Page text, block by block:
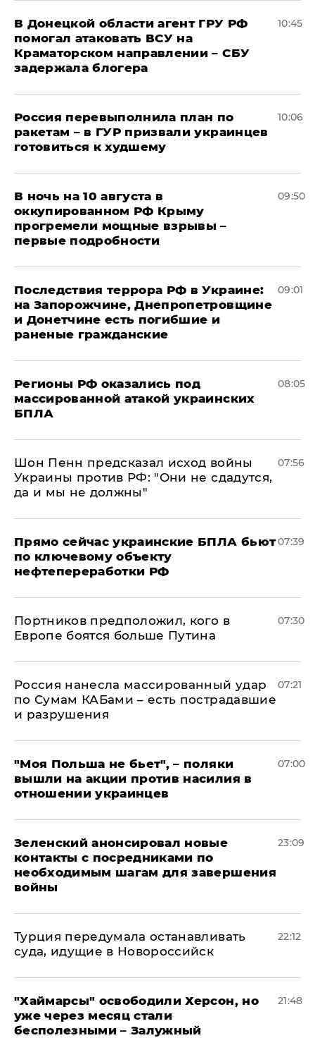
В Донецкой области агент ГРУ РФ
помогал атаковать ВСУ на
Краматорском направлении – СБУ
задержала блогера
10:45
Россия перевыполнила план по
ракетам – в ГУР призвали украинцев
готовиться к худшему
10:06
В ночь на 10 августа в
оккупированном РФ Крыму
прогремели мощные взрывы –
первые подробности
09:50
Последствия террора РФ в Украине:
на Запорожчине, Днепропетровщине
и Донетчине есть погибшие и
раненые гражданские
09:01
Регионы РФ оказались под
массированной атакой украинских
БПЛА
08:05
Шон Пенн предсказал исход войны
Украины против РФ: "Они не сдадутся,
да и мы не должны"
07:56
Прямо сейчас украинские БПЛА бьют
по ключевому объекту
нефтепереработки РФ
07:39
Портников предположил, кого в
Европе боятся больше Путина
07:30
Россия нанесла массированный удар
по Сумам КАБами – есть пострадавшие
и разрушения
07:21
"Моя Польша не бьет", – поляки
вышли на акции против насилия в
отношении украинцев
07:00
Зеленский анонсировал новые
контакты с посредниками по
необходимым шагам для завершения
войны
23:09
Турция передумала останавливать
суда, идущие в Новороссийск
22:12
"Хаймарсы" освободили Херсон, но
уже через месяц стали
бесполезными – Залужный
21:48